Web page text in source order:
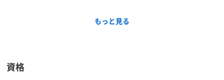
もっと見る
資格